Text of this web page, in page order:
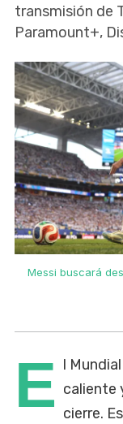
transmisión de
Paramount+,
Messi buscará
E l
caliente
cierre.